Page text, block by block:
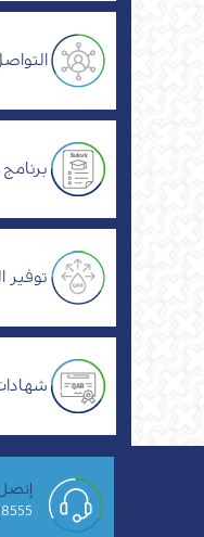
توفير
إتصل
8555 800